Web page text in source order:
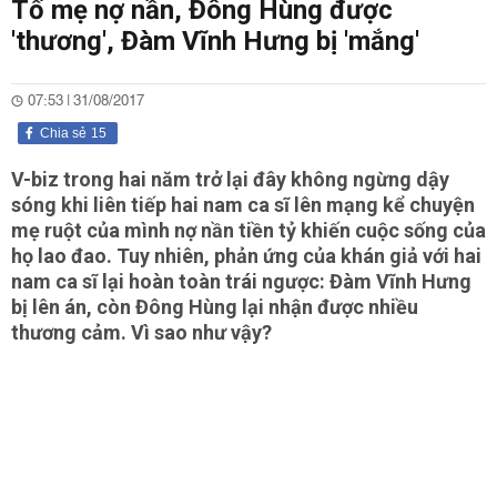
Tố mẹ nợ nần, Đông Hùng được
'thương', Đàm Vĩnh Hưng bị 'mắng'
07:53 | 31/08/2017
15
Chia sẻ
V-biz trong hai năm trở lại đây không ngừng dậy
sóng khi liên tiếp hai nam ca sĩ lên mạng kể chuyện
mẹ ruột của mình nợ nần tiền tỷ khiến cuộc sống của
họ lao đao. Tuy nhiên, phản ứng của khán giả với hai
nam ca sĩ lại hoàn toàn trái ngược: Đàm Vĩnh Hưng
bị lên án, còn Đông Hùng lại nhận được nhiều
thương cảm. Vì sao như vậy?